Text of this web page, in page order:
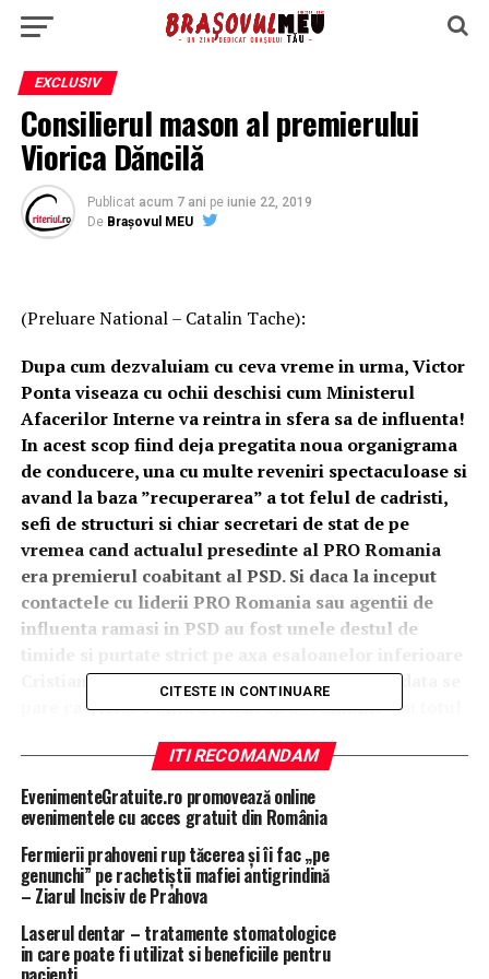
EXCLUSIV
Consilierul mason al premierului
Viorica Dăncilă
Publicat acum 7 ani pe iunie 22, 2019
De Brașovul MEU
(Preluare National – Catalin Tache):
Dupa cum dezvaluiam cu ceva vreme in urma, Victor
Ponta viseaza cu ochii deschisi cum Ministerul
Afacerilor Interne va reintra in sfera sa de influenta!
In acest scop fiind deja pregatita noua organigrama
de conducere, una cu multe reveniri spectaculoase si
avand la baza ”recuperarea” a tot felul de cadristi,
sefi de structuri si chiar secretari de stat de pe
vremea cand actualul presedinte al PRO Romania
era premierul coabitant al PSD. Si daca la inceput
contactele cu liderii PRO Romania sau agentii de
influenta ramasi in PSD au fost unele destul de
Cristian Fainisi – Valentin Melnic, de aceasta data se
pare ca Victor Ponta a reusit sa o ”combine” cu totul
nu este o performanta in sine, tinand cont de ce alte
”nume mari” au ajuns sa conduca ministerul pe
timpul mandatului lui ”Barbie de la Interne”, asa
Dragnea.
accentuata in ultima vreme si de ”legendarea” tot mai
puternica a venirii in locul sau in fruntea MAI a lui
CITESTE IN CONTINUARE
ITI RECOMANDAM
EvenimenteGratuite.ro promovează online
evenimentele cu acces gratuit din România
Fermierii prahoveni rup tăcerea și îi fac „pe
genunchi” pe rachetiștii mafiei antigrindină
– Ziarul Incisiv de Prahova
Laserul dentar – tratamente stomatologice
in care poate fi utilizat si beneficiile pentru